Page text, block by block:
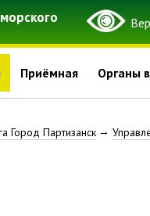
Приёмная Органы
Город Партизанск